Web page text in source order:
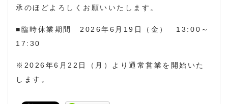
承のほどよろしくお願いいたします。
■臨時休業期間 2026年6月19日（金） 13:00～
17:30
※2026年6月22日（月）より通常営業を開始いた
します。